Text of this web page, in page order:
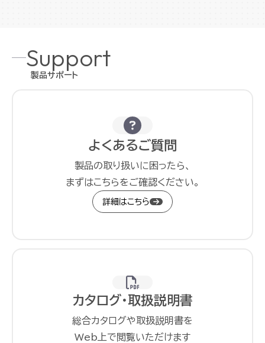
Support
製品サポート
よくあるご質問
製品の取り扱いに困ったら、
まずはこちらをご確認ください。
詳細はこちら
カタログ・取扱説明書
総合カタログや取扱説明書を
Web上で閲覧いただけます